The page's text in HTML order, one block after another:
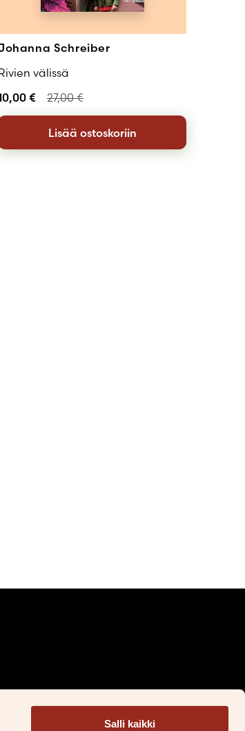
Salli kaikki
Schreiber
välissä
€ 27,00€
Lisää ostoskoriin
TikTok